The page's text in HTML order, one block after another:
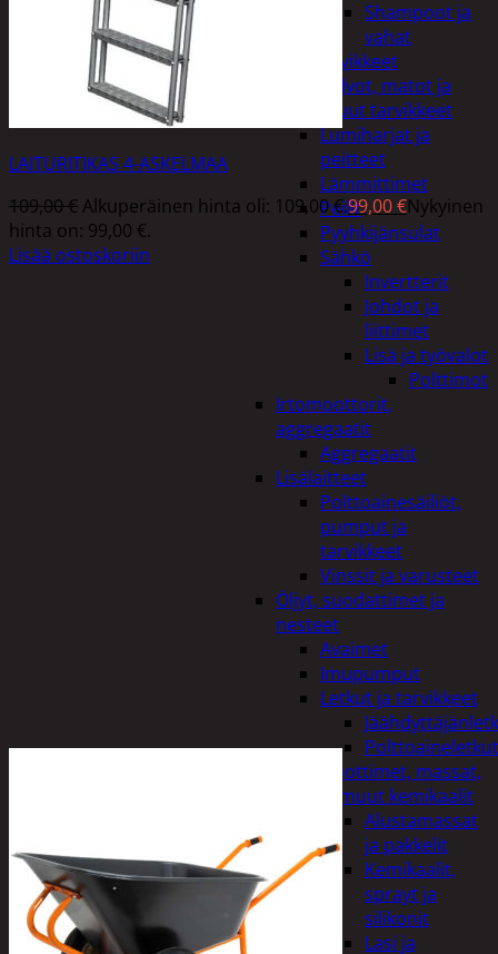
Shampoot ja
vahat
Autotarvikkeet
Kalvot, matot ja
muut tarvikkeet
Lumiharjat ja
peitteet
Lämmittimet
Peilit
Pyyhkijänsulat
Sähkö
Invertterit
Johdot ja
liittimet
Lisä ja työvalot
Polttimot
Irtomoottorit,
aggregaatit
Aggregaatit
Lisälaitteet
Polttoainesäiliöt,
pumput ja
tarvikkeet
Vinssit ja varusteet
Öljyt, suodattimet ja
nesteet
Avaimet
Imupumput
Letkut ja tarvikkeet
Polttoaineletkut
Liuottimet, massat,
ja muut kemikaalit
Alustamassat
ja pakkelit
Kemikaalit,
sprayt ja
silikonit
Lasi ja
LAITURITIKAS 4-ASKELMAA
109,00€Alkuperäinen hinta oli: 109,00 €.99,00€Nykyinen
hinta on: 99,00 €.
Lisää ostoskoriin